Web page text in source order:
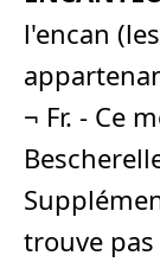
l'encan
¬ Fr. - Ce
trouve